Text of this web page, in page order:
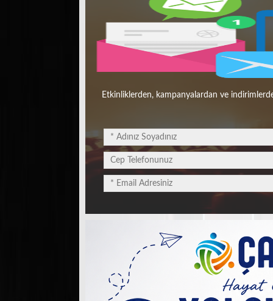
Etkinliklerden, kampanyalardan ve